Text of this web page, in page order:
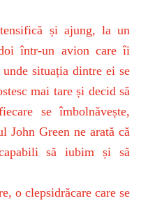
și ajung, la un
într-un avion care îi
situația dintre ei se
mai tare și decid să
se îmbolnăvește,
John Green ne arată că
să iubim și să
o clepsidrăcare care se